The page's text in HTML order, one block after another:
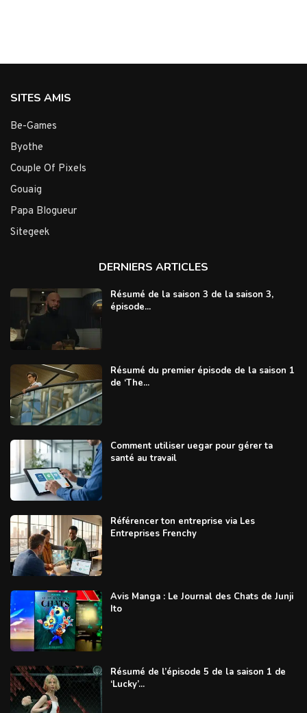
SITES AMIS
Be-Games
Byothe
Couple Of Pixels
Gouaig
Papa Blogueur
Sitegeek
DERNIERS ARTICLES
Résumé de la saison 3 de la saison 3,
épisode...
Résumé du premier épisode de la saison 1
de ‘The...
Comment utiliser uegar pour gérer ta
santé au travail
Référencer ton entreprise via Les
Entreprises Frenchy
Avis Manga : Le Journal des Chats de Junji
Ito
Résumé de l’épisode 5 de la saison 1 de
‘Lucky’...